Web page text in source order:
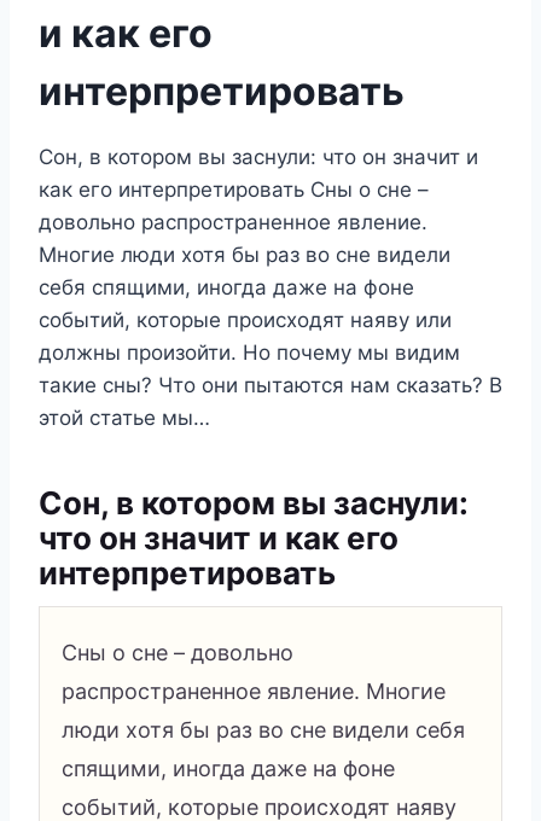
и как его
интерпретировать
Сон, в котором вы заснули: что он значит и
как его интерпретировать Сны о сне –
довольно распространенное явление.
Многие люди хотя бы раз во сне видели
себя спящими, иногда даже на фоне
событий, которые происходят наяву или
должны произойти. Но почему мы видим
такие сны? Что они пытаются нам сказать? В
этой статье мы…
Сон, в котором вы заснули:
что он значит и как его
интерпретировать
Сны о сне – довольно
распространенное явление. Многие
люди хотя бы раз во сне видели себя
спящими, иногда даже на фоне
событий, которые происходят наяву